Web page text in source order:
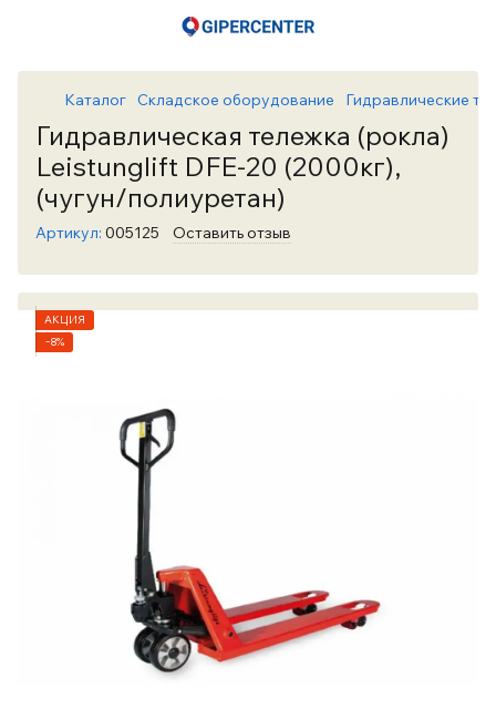
Каталог Складское оборудование Гидравлические
Гидравлическая тележка (рокла)
Leistunglift DFE-20 (2000кг),
(чугун/полиуретан)
Артикул: 005125 Оставить отзыв
АКЦИЯ
−8%